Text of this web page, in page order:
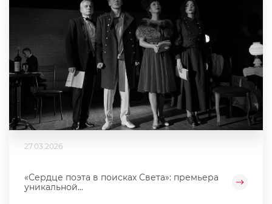
27.03.2026
«Сердце поэта в поисках Света»: премьера
уникальной...